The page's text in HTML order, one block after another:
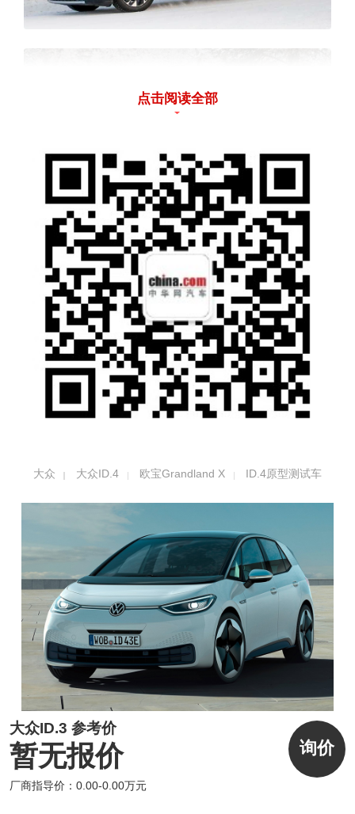
两台电机，最大功率可达302Ps，综合最大续
航里程为500公里，车辆拥有125-150kW的直
流快充能力，可在30分钟内将电量充至80%左
点击阅读全部
大众 大众ID.4 欧宝Grandland X ID.4原型测试车
大众ID.3 参考价
暂无报价
厂商指导价：0.00-0.00万元
询价